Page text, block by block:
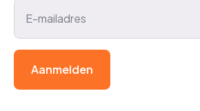
Aanmelden